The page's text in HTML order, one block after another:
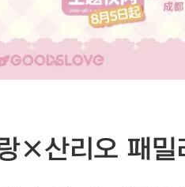
×산리오 패밀